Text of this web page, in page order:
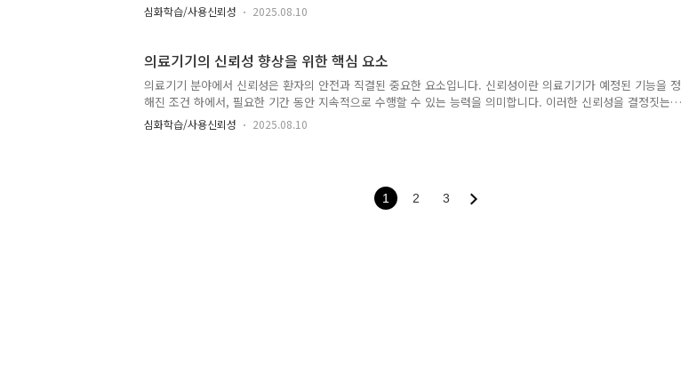
필수적입니다. 무결성 부품의 정의와 중요성무결성 부품이란, 의료기기의 기대 수명 기간 동안 정상적인 사용 조
건 하에서도 견딜 수 있는 부품을 의미합니다. 이러한 부품은 고장이나 손상 없이 제품의 안전성과 성능을 유지할
안전을 직접적으로 보호하는 데 기여하기 때문입니다. 무결성 부품 관리의 핵심 요소 부품의 선정: 의료기기 개발
초기 단계에서부터, 각 부품의 무결성을 평가하고 선택하는 과..
심화학습/사용신뢰성 2025.08.10
의료기기의 신뢰성 향상을 위한 핵심 요소
의료기기 분야에서 신뢰성은 환자의 안전과 직결된 중요한 요소입니다. 신뢰성이란 의료기기가 예정된 기능을 정
해진 조건 하에서, 필요한 기간 동안 지속적으로 수행할 수 있는 능력을 의미합니다. 이러한 신뢰성을 결정짓는
핵심 요소에는 여러 가지가 있으나, 특히 유지보수(Maintenance)의 역할이 큰 비중을 차지합니다. 유지보수는 의
료기기가 지속적으로 정확하고 효과적으로 작동하도록 보장하는 과정입니다. 정기적인 검사와 조정을 통해 최적
가 최종 사용자에게 도달하기까지의 모든 과정에서의 품질 유지를..
심화학습/사용신뢰성 2025.08.10
1 2 3